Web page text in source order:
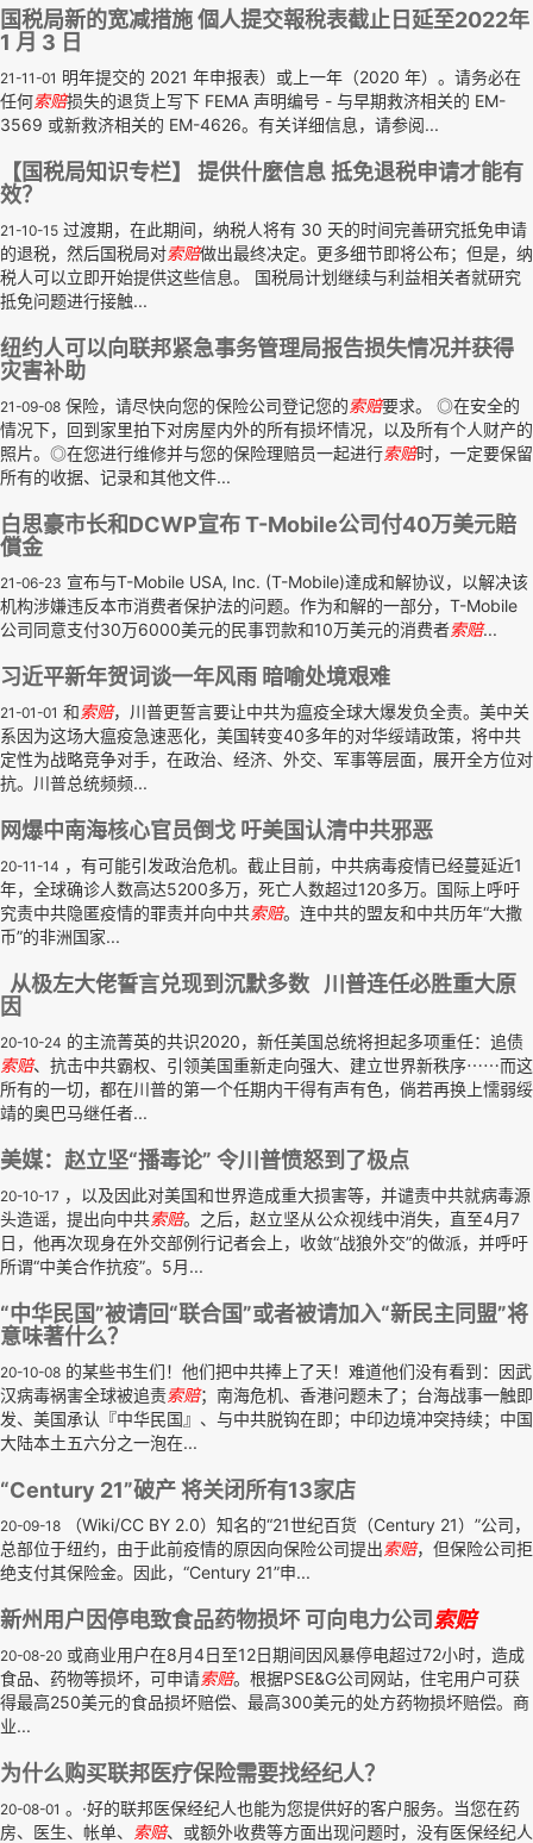
国税局新的宽减措施 個人提交報稅表截止日延至2022年
1 月 3 日
21-11-01 明年提交的 2021 年申报表）或上一年（2020 年）。请务必在
任何索赔损失的退货上写下 FEMA 声明编号 - 与早期救济相关的 EM-
3569 或新救济相关的 EM-4626。有关详细信息，请参阅...
【国税局知识专栏】 提供什麼信息 抵免退税申请才能有
效？
21-10-15 过渡期，在此期间，纳税人将有 30 天的时间完善研究抵免申请
的退税，然后国税局对索赔做出最终决定。更多细节即将公布；但是，纳
税人可以立即开始提供这些信息。 国税局计划继续与利益相关者就研究
抵免问题进行接触...
纽约人可以向联邦紧急事务管理局报告损失情况并获得
灾害补助
21-09-08 保险，请尽快向您的保险公司登记您的索赔要求。 ◎在安全的
情况下，回到家里拍下对房屋内外的所有损坏情况，以及所有个人财产的
照片。◎在您进行维修并与您的保险理赔员一起进行索赔时，一定要保留
所有的收据、记录和其他文件...
白思豪市长和DCWP宣布 T-Mobile公司付40万美元賠
償金
21-06-23 宣布与T-Mobile USA, Inc. (T-Mobile)達成和解协议，以解决该
机构涉嫌违反本市消费者保护法的问题。作为和解的一部分，T-Mobile
公司同意支付30万6000美元的民事罚款和10万美元的消费者索赔...
习近平新年贺词谈一年风雨 暗喻处境艰难
21-01-01 和索赔，川普更誓言要让中共为瘟疫全球大爆发负全责。美中关
系因为这场大瘟疫急速恶化，美国转变40多年的对华绥靖政策，将中共
定性为战略竞争对手，在政治、经济、外交、军事等层面，展开全方位对
抗。川普总统频频...
网爆中南海核心官员倒戈 吁美国认清中共邪恶
20-11-14 ，有可能引发政治危机。截止目前，中共病毒疫情已经蔓延近1
年，全球确诊人数高达5200多万，死亡人数超过120多万。国际上呼吁
究责中共隐匿疫情的罪责并向中共索赔。连中共的盟友和中共历年“大撒
币”的非洲国家...
从极左大佬誓言兑现到沉默多数 川普连任必胜重大原
因
20-10-24 的主流菁英的共识2020，新任美国总统将担起多项重任：追债
索赔、抗击中共霸权、引领美国重新走向强大、建立世界新秩序⋯⋯而这
所有的一切，都在川普的第一个任期内干得有声有色，倘若再换上懦弱绥
靖的奥巴马继任者...
美媒：赵立坚“播毒论” 令川普愤怒到了极点
20-10-17 ，以及因此对美国和世界造成重大损害等，并谴责中共就病毒源
头造谣，提出向中共索赔。之后，赵立坚从公众视线中消失，直至4月7
日，他再次现身在外交部例行记者会上，收敛“战狼外交”的做派，并呼吁
所谓“中美合作抗疫”。5月...
“中华民国”被请回“联合国”或者被请加入“新民主同盟”将
意味著什么？
20-10-08 的某些书生们！他们把中共捧上了天！难道他们没有看到：因武
汉病毒祸害全球被追责索赔；南海危机、香港问题未了；台海战事一触即
发、美国承认『中华民国』、与中共脱钩在即；中印边境冲突持续；中国
大陆本土五六分之一泡在...
“Century 21”破产 将关闭所有13家店
20-09-18 （Wiki/CC BY 2.0）知名的“21世纪百货（Century 21）”公司，
总部位于纽约，由于此前疫情的原因向保险公司提出索赔，但保险公司拒
绝支付其保险金。因此，“Century 21”申...
新州用户因停电致食品药物损坏 可向电力公司 索赔
20-08-20 或商业用户在8月4日至12日期间因风暴停电超过72小时，造成
食品、药物等损坏，可申请索赔。根据PSE&G公司网站，住宅用户可获
得最高250美元的食品损坏赔偿、最高300美元的处方药物损坏赔偿。商
业...
为什么购买联邦医疗保险需要找经纪人？
20-08-01 。·好的联邦医保经纪人也能为您提供好的客户服务。当您在药
房、医生、帐单、
索赔、或额外收费等方面出现问题时，没有医保经纪人